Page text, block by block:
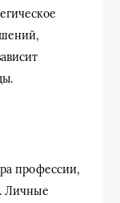
профессии,
Личные